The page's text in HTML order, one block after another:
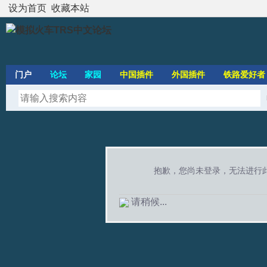
设为首页 收藏本站
门户 论坛 家园 中国插件 外国插件 铁路爱好者
抱歉，您尚未登录，无法进行
请稍候...